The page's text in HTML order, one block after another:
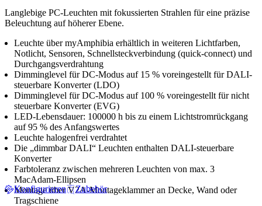
Langlebige PC-Leuchten mit fokussierten Strahlen für eine präzise
Beleuchtung auf höherer Ebene.
Leuchte über myAmphibia erhältlich in weiteren Lichtfarben,
Notlicht, Sensoren, Schnellsteckverbindung (quick-connect) und
Durchgangsverdrahtung
Dimminglevel für DC-Modus auf 15 % voreingestellt für DALI-
steuerbare Konverter (LDO)
Dimminglevel für DC-Modus auf 100 % voreingestellt für nicht
steuerbare Konverter (EVG)
LED-Lebensdauer: 100000 h bis zu einem Lichtstromrückgang
auf 95 % des Anfangswertes
Leuchte halogenfrei verdrahtet
Die „dimmbar DALI“ Leuchten enthalten DALI-steuerbare
Konverter
Farbtoleranz zwischen mehreren Leuchten von max. 3
MacAdam-Ellipsen
Montage über V2A-Montageklammer an Decke, Wand oder
Tragschiene
Konfigurieren Zubehör